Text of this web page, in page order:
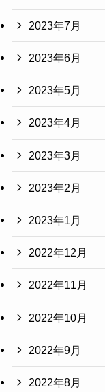
2023年7月
2023年6月
2023年5月
2023年4月
2023年3月
2023年2月
2023年1月
2022年12月
2022年11月
2022年10月
2022年9月
2022年8月